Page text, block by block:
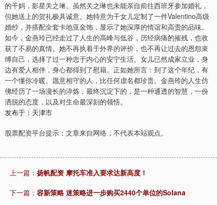
的干妈，影星关之琳。虽然关之琳也未能亲自前往西班牙参加婚礼，
但她送上的贺礼极具诚意。她特意为干女儿定制了一件Valentino高级
婚纱，并搭配全套卡地亚金饰，显示了她深厚的情谊和高贵的品味。
如今，金燕玲已经走过了人生的高峰与低谷，历经病痛的摧残，也收
获了不易的真情。她不再执着于外界的评价，也不再让过去的恩怨束
缚自己，选择了过一种忠于内心的安宁生活。女儿已然成家立业，身
边有爱人相伴，身心都得到了慰藉。正如她所言：到了这个年纪，有
一个懂你冷暖、愿意相守的人，比任何虚名都珍贵。金燕玲的人生仿
佛经历了一场漫长的淬炼，最终沉淀下的，是一种通透的智慧，一份
洒脱的态度，以及对生命最深刻的领悟。
发布于：天津市
股票配资平台提示：文章来自网络，不代表本站观点。
上一篇： 扬帆配资 摩托车准入要求达新高度！
下一篇： 容新策略 迷策略进一步购买2440个单位的Solana